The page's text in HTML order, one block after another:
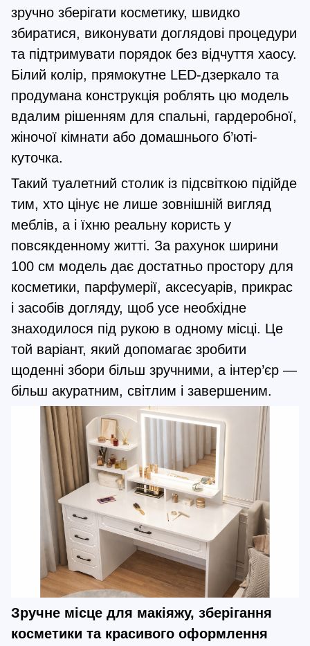
зручно зберігати косметику, швидко
збиратися, виконувати доглядові процедури
та підтримувати порядок без відчуття хаосу.
Білий колір, прямокутне LED-дзеркало та
продумана конструкція роблять цю модель
вдалим рішенням для спальні, гардеробної,
жіночої кімнати або домашнього б’юті-
куточка.
Такий туалетний столик із підсвіткою підійде
тим, хто цінує не лише зовнішній вигляд
меблів, а і їхню реальну користь у
повсякденному житті. За рахунок ширини
100 см модель дає достатньо простору для
косметики, парфумерії, аксесуарів, прикрас
і засобів догляду, щоб усе необхідне
знаходилося під рукою в одному місці. Це
той варіант, який допомагає зробити
щоденні збори більш зручними, а інтер’єр —
більш акуратним, світлим і завершеним.
Зручне місце для макіяжу, зберігання
косметики та красивого оформлення